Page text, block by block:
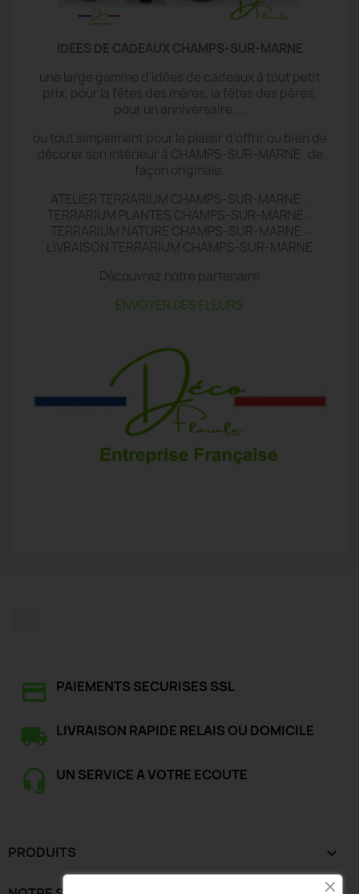
IDEES DE CADEAUX CHAMPS-SUR-MARNE
une large gamme d'idées de cadeaux à tout petit
prix, pour la fêtes des mères, la fêtes des pères,
pour un anniversaire....
ou tout simplement pour le plaisir d'offrir ou bien de
décorer son intérieur à CHAMPS-SUR-MARNE de
façon originale.
ATELIER TERRARIUM CHAMPS-SUR-MARNE -
TERRARIUM PLANTES CHAMPS-SUR-MARNE -
TERRARIUM NATURE CHAMPS-SUR-MARNE -
LIVRAISON TERRARIUM CHAMPS-SUR-MARNE
Découvrez notre partenaire
ENVOYER DES FLEURS
PAIEMENTS SECURISES SSL
LIVRAISON RAPIDE RELAIS OU DOMICILE
UN SERVICE A VOTRE ECOUTE
PRODUITS 